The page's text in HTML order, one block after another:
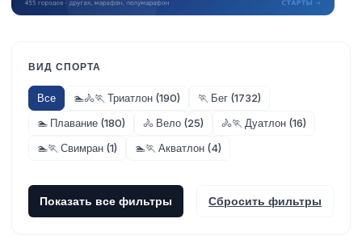
ВИД СПОРТА
Все 🏊🚴🏃 Триатлон (190)
🏃 Бег (1732)
🏊 Плавание (180)
🚴 Вело (25)
🚴🏃 Дуатлон (16)
🏊🏃 Свимран (1)
🏊🏃 Акватлон (4)
Показать все фильтры Сбросить фильтры